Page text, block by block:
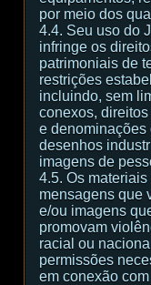
por meio dos
4.4. Seu uso do
infringe os
patrimoniais de
restrições
incluindo, sem
conexos,
e denominações
desenhos
imagens de
4.5. Os
mensagens que
e/ou imagens
promovam
racial ou
permissões
em conexão